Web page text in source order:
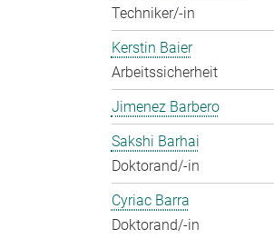
Techniker/-in
Kerstin Baier
Arbeitssicherheit
Jimenez Barbero
Sakshi Barhai
Doktorand/-in
Cyriac Barra
Doktorand/-in